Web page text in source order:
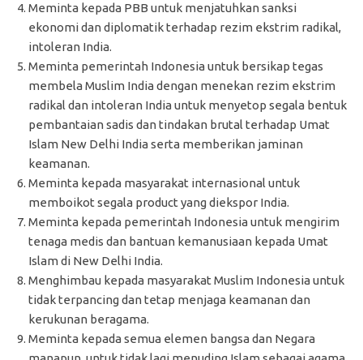
Meminta kepada PBB untuk menjatuhkan sanksi
ekonomi dan diplomatik terhadap rezim ekstrim radikal,
intoleran India.
Meminta pemerintah Indonesia untuk bersikap tegas
membela Muslim India dengan menekan rezim ekstrim
radikal dan intoleran India untuk menyetop segala bentuk
pembantaian sadis dan tindakan brutal terhadap Umat
Islam New Delhi India serta memberikan jaminan
keamanan.
Meminta kepada masyarakat internasional untuk
memboikot segala product yang diekspor India.
Meminta kepada pemerintah Indonesia untuk mengirim
tenaga medis dan bantuan kemanusiaan kepada Umat
Islam di New Delhi India.
Menghimbau kepada masyarakat Muslim Indonesia untuk
tidak terpancing dan tetap menjaga keamanan dan
kerukunan beragama.
Meminta kepada semua elemen bangsa dan Negara